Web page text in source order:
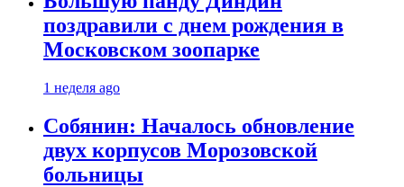
поздравили с днем рождения в
Московском зоопарке
1 неделя ago
Собянин: Началось обновление
двух корпусов Морозовской
больницы